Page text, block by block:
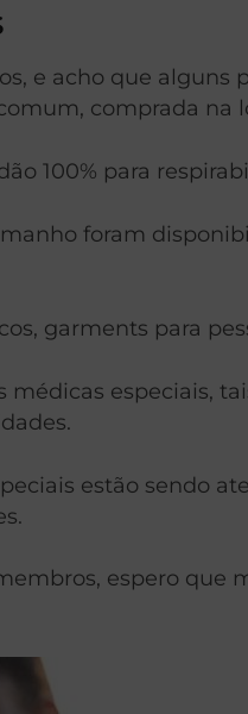
e acho que
comprada na
100% para
foram
garments para
especiais,
estão sendo
espero